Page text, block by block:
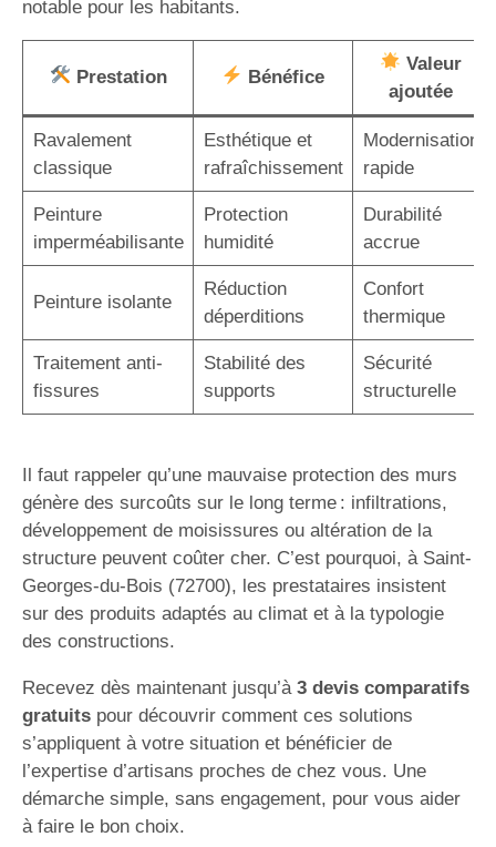
notable pour les habitants.
Prestation Bénéfice
Valeur
ajoutée
Ravalement
classique
Esthétique et
rafraîchissement
Modernisation
rapide
Peinture
imperméabilisante
Protection
humidité
Durabilité
accrue
Peinture isolante
Réduction
déperditions
Confort
thermique
Traitement anti-
fissures
Stabilité des
supports
Sécurité
structurelle
Il faut rappeler qu’une mauvaise protection des murs
génère des surcoûts sur le long terme : infiltrations,
développement de moisissures ou altération de la
structure peuvent coûter cher. C’est pourquoi, à Saint-
Georges-du-Bois (72700), les prestataires insistent
sur des produits adaptés au climat et à la typologie
des constructions.
Recevez dès maintenant jusqu’à 3 devis comparatifs
gratuits pour découvrir comment ces solutions
s’appliquent à votre situation et bénéficier de
l’expertise d’artisans proches de chez vous. Une
démarche simple, sans engagement, pour vous aider
à faire le bon choix.